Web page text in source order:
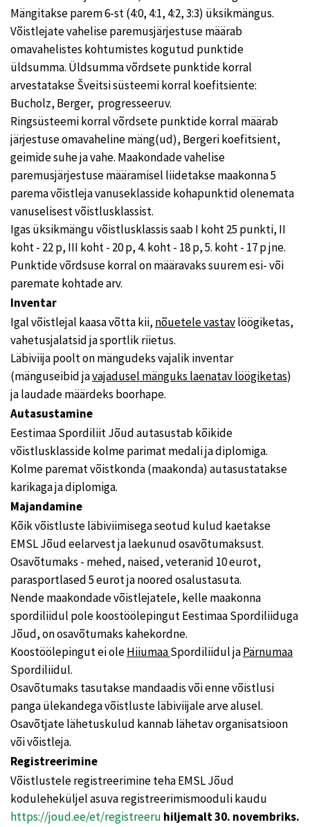
Mängitakse parem 6-st (4:0, 4:1, 4:2, 3:3) üksikmängus.
Võistlejate vahelise paremusjärjestuse määrab
omavahelistes kohtumistes kogutud punktide
üldsumma. Üldsumma võrdsete punktide korral
arvestatakse Šveitsi süsteemi korral koefitsiente:
Bucholz, Berger, progresseeruv.
Ringsüsteemi korral võrdsete punktide korral määrab
järjestuse omavaheline mäng(ud), Bergeri koefitsient,
geimide suhe ja vahe. Maakondade vahelise
paremusjärjestuse määramisel liidetakse maakonna 5
parema võistleja vanuseklasside kohapunktid olenemata
vanuselisest võistlusklassist.
Igas üksikmängu võistlusklassis saab I koht 25 punkti, II
koht - 22 p, III koht - 20 p, 4. koht - 18 p, 5. koht - 17 p jne.
Punktide võrdsuse korral on määravaks suurem esi- või
paremate kohtade arv.
Inventar
Igal võistlejal kaasa võtta kii, nõuetele vastavlöögiketas,
vahetusjalatsid ja sportlik riietus.
Läbiviija poolt on mängudeks vajalik inventar
(mänguseibid javajadusel mänguks laenatav löögiketas)
ja laudade määrdeks boorhape.
Autasustamine
Eestimaa Spordiliit Jõud autasustab kõikide
võistlusklasside kolme parimat medali ja diplomiga.
Kolme paremat võistkonda (maakonda) autasustatakse
karikaga ja diplomiga.
Majandamine
Kõik võistluste läbiviimisega seotud kulud kaetakse
EMSL Jõud eelarvest ja laekunud osavõtumaksust.
Osavõtumaks - mehed, naised, veteranid 10 eurot,
parasportlased 5 eurot ja noored osalustasuta.
Nende maakondade võistlejatele, kelle maakonna
spordiliidul pole koostöölepingut Eestimaa Spordiliiduga
Jõud, on osavõtumaks kahekordne.
Koostöölepingut ei oleHiiumaaSpordiliidul jaPärnumaa
Spordiliidul.
Osavõtumaks tasutakse mandaadis või enne võistlusi
panga ülekandega võistluste läbiviijale arve alusel.
Osavõtjate lähetuskulud kannab lähetav organisatsioon
või võistleja.
Registreerimine
Võistlustele registreerimine teha EMSL Jõud
koduleheküljel asuva registreerimismooduli kaudu
https://joud.ee/et/registreeru hiljemalt 30. novembriks.